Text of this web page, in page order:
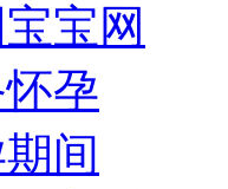
宝网
孕
间